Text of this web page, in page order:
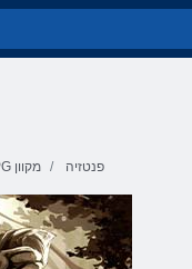
משחקי MMORPG מקוון פנטזיה